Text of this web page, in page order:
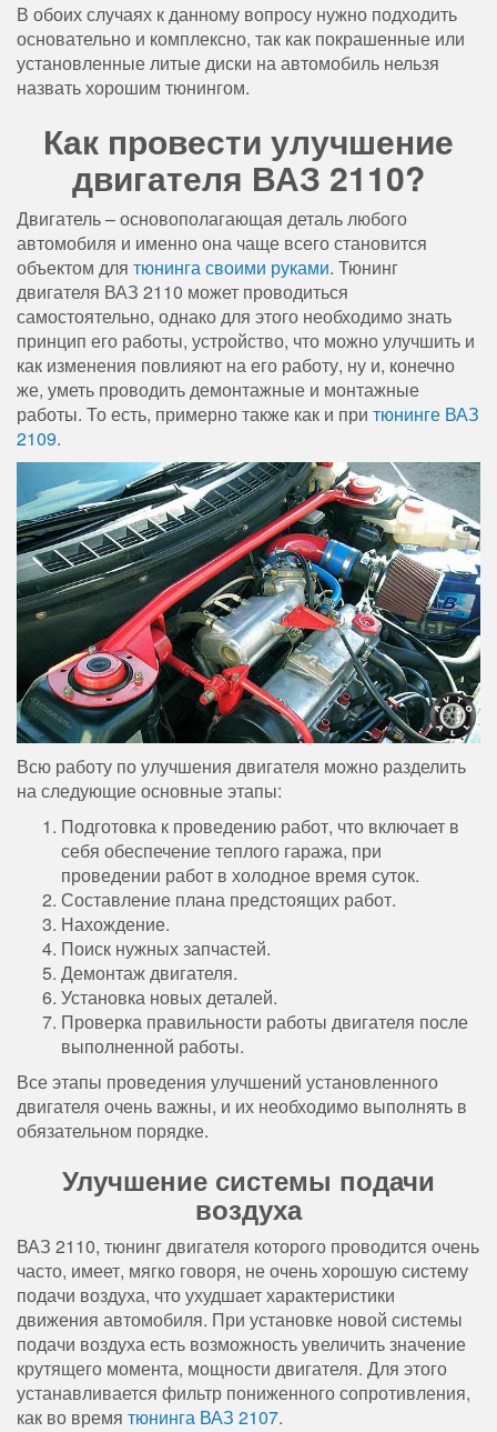
В обоих случаях к данному вопросу нужно подходить
основательно и комплексно, так как покрашенные или
установленные литые диски на автомобиль нельзя
назвать хорошим тюнингом.
Как провести улучшение
двигателя ВАЗ 2110?
Двигатель – основополагающая деталь любого
автомобиля и именно она чаще всего становится
объектом для тюнинга своими руками. Тюнинг
двигателя ВАЗ 2110 может проводиться
самостоятельно, однако для этого необходимо знать
принцип его работы, устройство, что можно улучшить и
как изменения повлияют на его работу, ну и, конечно
же, уметь проводить демонтажные и монтажные
работы. То есть, примерно также как и при тюнинге ВАЗ
2109.
Всю работу по улучшения двигателя можно разделить
на следующие основные этапы:
Подготовка к проведению работ, что включает в
себя обеспечение теплого гаража, при
проведении работ в холодное время суток.
Составление плана предстоящих работ.
Нахождение.
Поиск нужных запчастей.
Демонтаж двигателя.
Установка новых деталей.
Проверка правильности работы двигателя после
выполненной работы.
Все этапы проведения улучшений установленного
двигателя очень важны, и их необходимо выполнять в
обязательном порядке.
Улучшение системы подачи
воздуха
ВАЗ 2110, тюнинг двигателя которого проводится очень
часто, имеет, мягко говоря, не очень хорошую систему
подачи воздуха, что ухудшает характеристики
движения автомобиля. При установке новой системы
подачи воздуха есть возможность увеличить значение
крутящего момента, мощности двигателя. Для этого
устанавливается фильтр пониженного сопротивления,
как во время тюнинга ВАЗ 2107.